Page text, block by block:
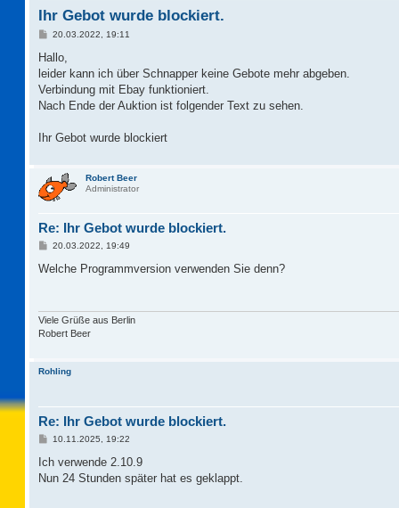
Ihr Gebot wurde blockiert.
B
i
r
a
20.03.2022, 19:11
Hallo,
leider kann ich über Schnapper keine Gebote mehr abgeben.
Verbindung mit Ebay funktioniert.
Nach Ende der Auktion ist folgender Text zu sehen.
Ihr Gebot wurde blockiert
Robert Beer
Administrator
Re: Ihr Gebot wurde blockiert.
B
i
20.03.2022, 19:49
Welche Programmversion verwenden Sie denn?
Viele Grüße aus Berlin
Robert Beer
Rohling
Re: Ihr Gebot wurde blockiert.
B
i
r
10.11.2025, 19:22
Ich verwende 2.10.9
Nun 24 Stunden später hat es geklappt.